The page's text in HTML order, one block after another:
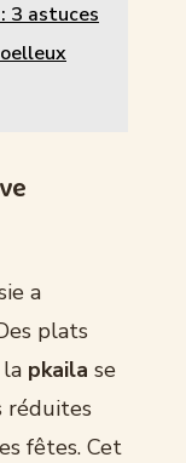
3 astuces
a
plats
pkaila se
réduites
fêtes. Cet